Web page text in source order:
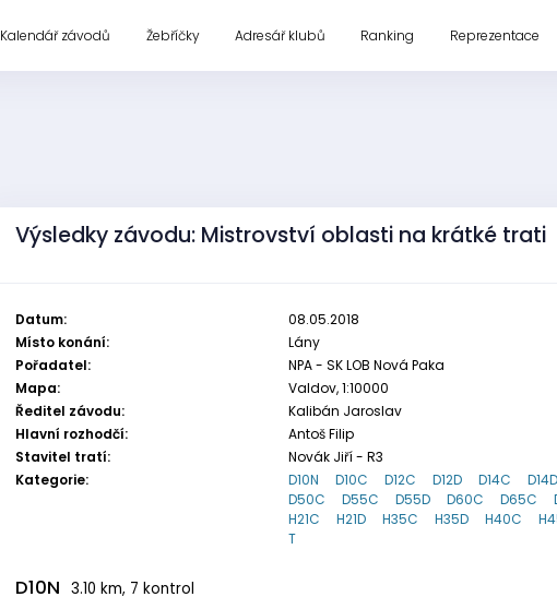
Kalendář závodů Žebříčky Adresář klubů Ranking Reprezentace
Výsledky závodu: Mistrovství oblasti na krátké trati
Datum:
08.05.2018
Místo konání:
Lány
Pořadatel:
NPA - SK LOB Nová Paka
Mapa:
Valdov, 1:10000
Ředitel závodu:
Kalibán Jaroslav
Hlavní rozhodčí:
Antoš Filip
Stavitel tratí:
Novák Jiří - R3
Kategorie:
D10N D10C D12C D12D D14C D14D
D50C
D55C D55D D60C D65C
H21C
H21D H35C H35D H40C
T
D10N 3.10 km, 7 kontrol